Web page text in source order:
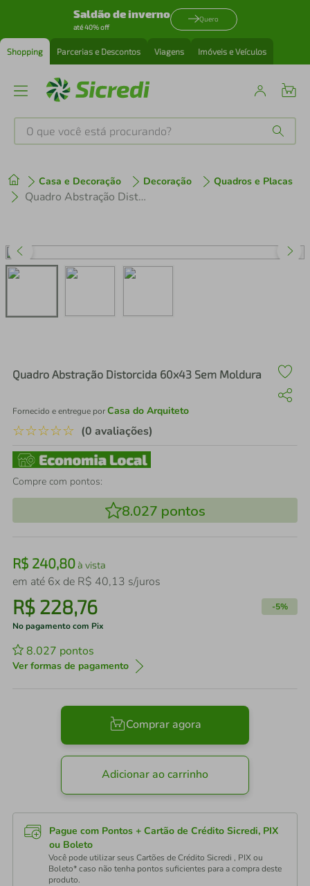
Saldão de inverno
até 40% off
Quero
Shopping Parcerias e Descontos Viagens Imóveis e Veículos
O que você está procurando?
Casa e Decoração Decoração Quadros e Placas
Quadro Abstração Distorcida 60x43 Sem Moldura
Quadro Abstração Distorcida 60x43 Sem Moldura
Fornecido e entregue porCasa do Arquiteto
☆☆☆☆☆ (0 avaliações)
Compre com pontos:
8.027 pontos
R$ 240,80à vista
em até 6x de R$ 40,13 s/juros
R$ 228,76 -5%
No pagamento com Pix
8.027 pontos
Ver formas de pagamento
Comprar agora
Adicionar ao carrinho
Pague com Pontos + Cartão de Crédito Sicredi, PIX
ou Boleto
Você pode utilizar seus Cartões de Crédito Sicredi , PIX ou
Boleto* caso não tenha pontos suficientes para a compra deste
produto.
1º tenis
perfume